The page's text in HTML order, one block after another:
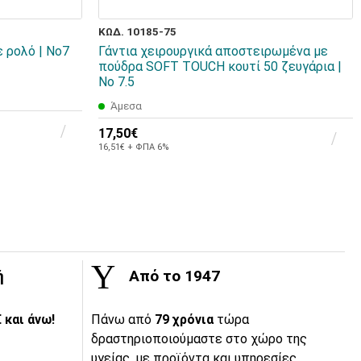
ρολό | No7
ΚΩΔ. 10185-75
Γάντια χειρουργικά αποστειρωμένα με
πούδρα SOFT TOUCH κουτί 50 ζευγάρια |
No 7.5
Άμεσα
17,50€
16,51€ + ΦΠΑ 6%
και άνω!
Από το 1947
Πάνω από 79 χρόνια τώρα
δραστηριοποιούμαστε στο χώρο της